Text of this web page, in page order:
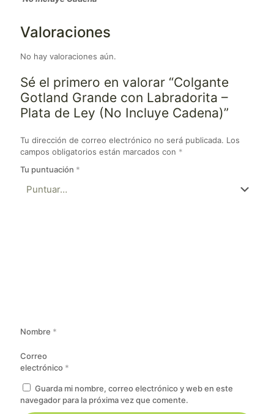
Valoraciones
No hay valoraciones aún.
Sé el primero en valorar “Colgante
Gotland Grande con Labradorita –
Plata de Ley (No Incluye Cadena)”
Tu dirección de correo electrónico no será publicada. Los
campos obligatorios están marcados con *
Tu puntuación *
Nombre *
Correo
electrónico *
Guarda mi nombre, correo electrónico y web en este
navegador para la próxima vez que comente.